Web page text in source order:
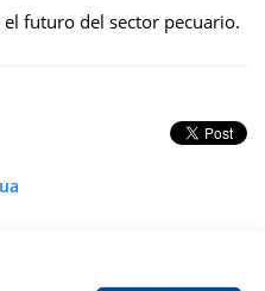
futuro del sector pecuario.